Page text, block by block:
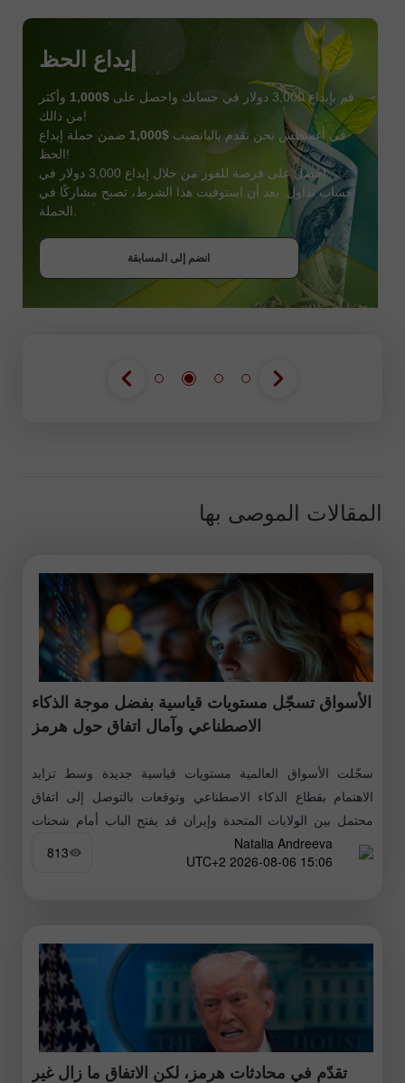
انضم إلى المسابقة
إيداع الحظ
قم بإيداع 3,000 دولار في حسابك واحصل على $1,000
وأكثر
من ذالك!
في أغسطس نحن نقدم باليانصيب $1,000
ضمن حملة إيداع
الحظ!
احصل على فرصة للفوز من خلال إيداع 3,000 دولار في
حساب تداول. بعد أن استوفيت هذا الشرط، تصبح مشاركًا في
انضم إلى المسابقة
احصل على بونص
المقالات الموصى بها
الأسواق تسجّل مستويات قياسية بفضل موجة الذكاء
الاصطناعي وآمال اتفاق حول هرمز
سجّلت الأسواق العالمية مستويات قياسية جديدة وسط تزايد
الاهتمام بقطاع الذكاء الاصطناعي وتوقعات بالتوصل إلى اتفاق
محتمل بين الولايات المتحدة وإيران قد يفتح الباب أمام شحنات
النفط عبر مضيق هرمز
Natalia Andreeva
15:06 2026-08-06 UTC+2
813
تقدّم في محادثات هرمز، لكن الاتفاق ما زال غير